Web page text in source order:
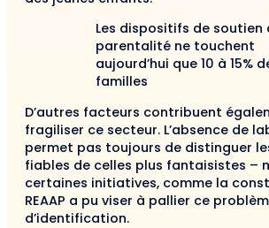
Les dispositifs de soutien
parentalité ne touchent
aujourd’hui que 10 à 15%
familles
D’autres facteurs contribuent
fragiliser ce secteur. L’absence de
permet pas toujours de distinguer
fiables de celles plus fantaisistes –
certaines initiatives, comme la
REAAP a pu viser à pallier ce
d’identification.